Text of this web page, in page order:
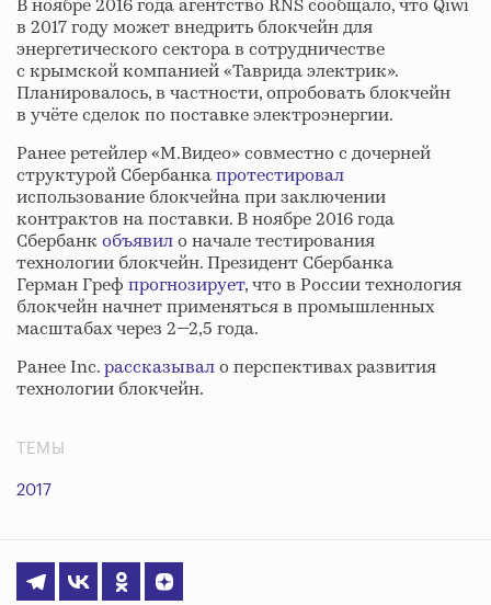
В ноябре 2016 года агентство RNS сообщало, что Qiwi
в 2017 году может внедрить блокчейн для
энергетического сектора в сотрудничестве
с крымской компанией «Таврида электрик».
Планировалось, в частности, опробовать блокчейн
в учёте сделок по поставке электроэнергии.
Ранее ретейлер «М.Видео» совместно с дочерней
структурой Сбербанкапротестировал
использование блокчейна при заключении
контрактов на поставки. В ноябре 2016 года
Сбербанкобъявило начале тестирования
технологии блокчейн. Президент Сбербанка
Герман Греф прогнозирует, что в России технология
блокчейн начнет применяться в промышленных
масштабах через 2—2,5 года.
Ранее Inc.рассказывало перспективах развития
технологии блокчейн.
ТЕМЫ
2017